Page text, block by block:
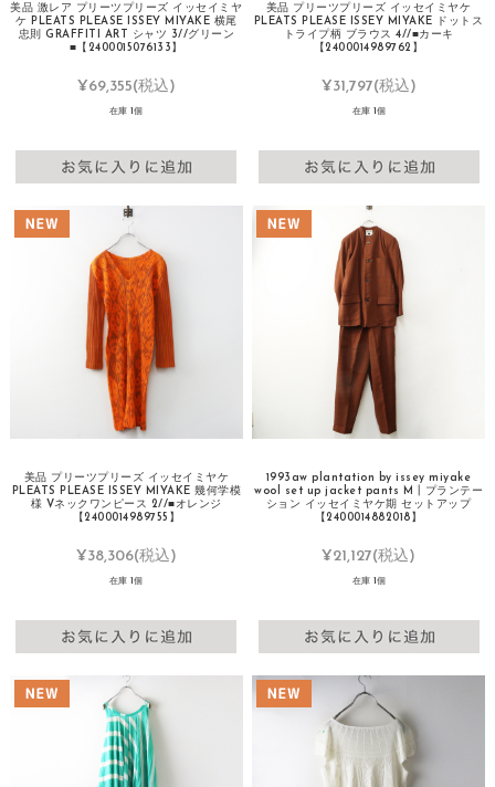
美品 激レア プリーツプリーズ イッセイミヤ
ケ PLEATS PLEASE ISSEY MIYAKE 横尾
忠則 GRAFFITI ART シャツ 3//グリーン
■【2400015076133】
¥69,355(税込)
在庫 1個
美品 プリーツプリーズ イッセイミヤケ
PLEATS PLEASE ISSEY MIYAKE ドットス
トライプ柄 ブラウス 4//■カーキ
【2400014989762】
¥31,797(税込)
在庫 1個
美品 プリーツプリーズ イッセイミヤケ
PLEATS PLEASE ISSEY MIYAKE 幾何学模
様 Vネックワンピース 2//■オレンジ
【2400014989755】
¥38,306(税込)
在庫 1個
1993aw plantation by issey miyake
wool set up jacket pants M┃プランテー
ション イッセイミヤケ期 セットアップ
【2400014882018】
¥21,127(税込)
在庫 1個